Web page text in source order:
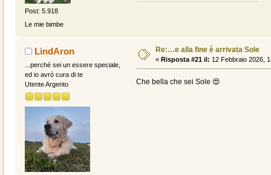
Post: 5.918
Le mie bimbe
LindAron
...perché sei un essere speciale,
ed io avrò cura di te
Utente Argento
Re:…e alla fine è arrivata Sole
« Risposta #21 il: 12 Febbraio 2026,
Che bella che sei Sole 😍